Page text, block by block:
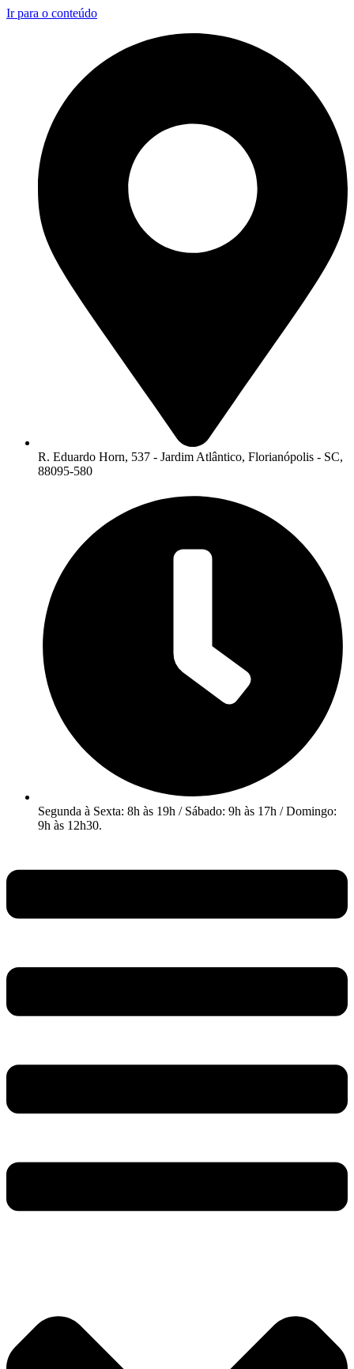
Ir para o conteúdo
R. Eduardo Horn, 537 - Jardim Atlântico, Florianópolis - SC,
88095-580
Segunda à Sexta: 8h às 19h / Sábado: 9h às 17h / Domingo:
9h às 12h30.